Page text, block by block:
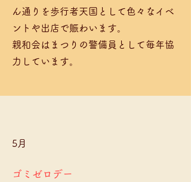
ん通りを歩行者天国として色々なイベ
ントや出店で賑わいます。
親和会はまつりの警備員として毎年協
力しています。
5月
ゴミゼロデー